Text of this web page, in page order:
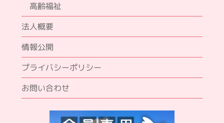
高齢福祉
法人概要
情報公開
プライバシーポリシー
お問い合わせ